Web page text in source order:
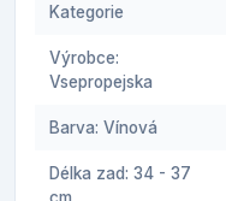
Kategorie
Výrobce:
Vsepropejska
Barva: Vínová
Délka zad: 34 - 37
cm